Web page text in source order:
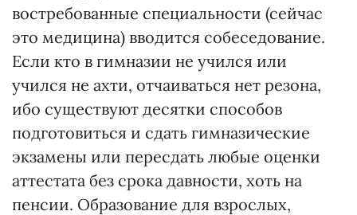
востребованные специальности (сейчас
это медицина) вводится собеседование.
Если кто в гимназии не учился или
учился не ахти, отчаиваться нет резона,
ибо существуют десятки способов
подготовиться и сдать гимназические
экзамены или пересдать любые оценки
аттестата без срока давности, хоть на
пенсии. Образо­вание для взрослых,